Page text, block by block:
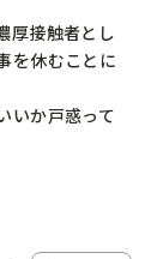
厚接触者とし
を休むことに
いか戸惑って